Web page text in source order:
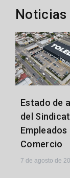
Noticias
Estado de
del
Empleados
Comercio
7 de agosto de